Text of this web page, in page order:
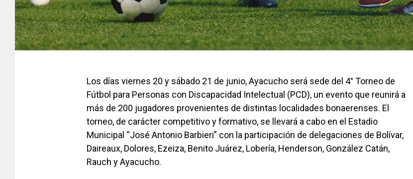
Los días viernes 20 y sábado 21 de junio, Ayacucho será sede del 4° Torneo de
Fútbol para Personas con Discapacidad Intelectual (PCD), un evento que reunirá a
más de 200 jugadores provenientes de distintas localidades bonaerenses. El
torneo, de carácter competitivo y formativo, se llevará a cabo en el Estadio
Municipal “José Antonio Barbieri” con la participación de delegaciones de Bolívar,
Daireaux, Dolores, Ezeiza, Benito Juárez, Lobería, Henderson, González Catán,
Rauch y Ayacucho.